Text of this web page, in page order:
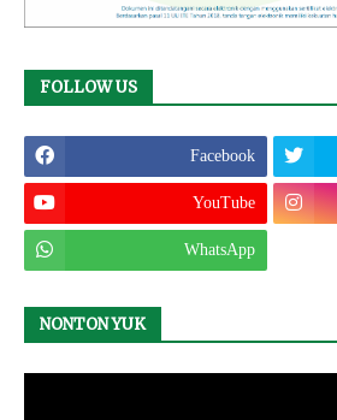
FOLLOW US
Facebook
YouTube
WhatsApp
NONTON YUK